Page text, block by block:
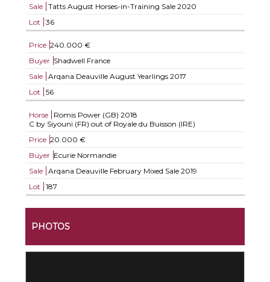
Sale
Tatts August Horses-in-Training Sale 2020
Lot
36
Price 240.000 €
Buyer Shadwell France
Sale
Arqana Deauville August Yearlings 2017
Lot
56
Horse Romis Power (GB) 2018
C by Siyouni (FR) out of Royale du Buisson (IRE)
Price 20.000 €
Buyer Ecurie Normandie
Sale
Arqana Deauville February Mixed Sale 2019
Lot
187
PHOTOS